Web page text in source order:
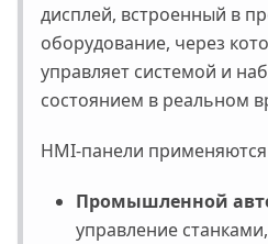
дисплей, встроенный в
оборудование, через
управляет системой и
состоянием в реальном
HMI-панели применяются
Промышленной
управление